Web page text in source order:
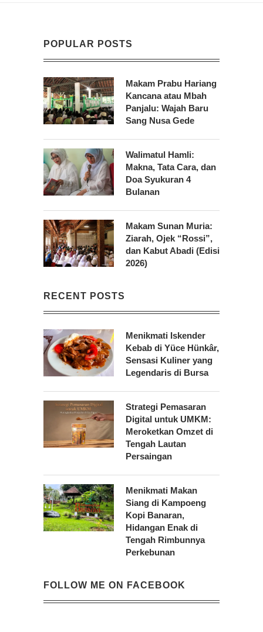
POPULAR POSTS
Makam Prabu Hariang
Kancana atau Mbah
Panjalu: Wajah Baru
Sang Nusa Gede
Walimatul Hamli:
Makna, Tata Cara, dan
Doa Syukuran 4
Bulanan
Makam Sunan Muria:
Ziarah, Ojek “Rossi”,
dan Kabut Abadi (Edisi
2026)
RECENT POSTS
Menikmati Iskender
Kebab di Yüce Hünkâr,
Sensasi Kuliner yang
Legendaris di Bursa
Strategi Pemasaran
Digital untuk UMKM:
Meroketkan Omzet di
Tengah Lautan
Persaingan
Menikmati Makan
Siang di Kampoeng
Kopi Banaran,
Hidangan Enak di
Tengah Rimbunnya
Perkebunan
FOLLOW ME ON FACEBOOK